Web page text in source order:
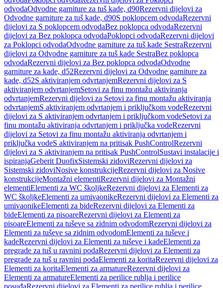
odvodaOdvodne garniture za tuš kade, d90Rezervni dijelovi za
Odvodne garniture za tuš kade, d90S poklopcem odvodaRezervni
dijelovi za S poklopcem odvodaBez poklopca odvodaRezervni
dijelovi za Bez poklopca odvodaPoklopci odvodaRezervni dijelovi
za Poklopci odvodaOdvodne garniture za tuš kade SestraRezervni
dijelovi za Odvodne garniture za tuš kade SestraBez poklopca
odvodaRezervni dijelovi za Bez poklopca odvodaOdvodne
garniture za kade, d52Rezervni dijelovi za Odvodne garniture za
kade, d52S aktiviranjem odvrtanjemRezervni dijelovi za S
aktiviranjem odvrtanjemSetovi za finu montažu aktiviranja
odvrtanjemRezervni dijelovi za Setovi za finu montažu aktiviranja
odvrtanjemS aktiviranjem odvrtanjem i priključkom vodeRezervni
dijelovi za S aktiviranjem odvrtanjem i priključkom vodeSetovi za
finu montažu aktiviranja odvrtanjem i priključka vodeRezervni
dijelovi za Setovi za finu montažu aktiviranja odvrtanjem i
priključka vodeS aktiviranjem na pritisak PushControlRezervni
dijelovi za S aktiviranjem na pritisak PushControlSustavi instalacije i
ispiranjaGeberit DuofixSistemski zidoviRezervni dijelovi za
Sistemski zidoviNosive konstrukcijeRezervni dijelovi za Nosive
konstrukcijeMontažni elementiRezervni dijelovi za Montažni
elementiElementi za WC školjkeRezervni dijelovi za Elementi za
WC školjkeElementi za umivaonikeRezervni dijelovi za Elementi za
umivaonikeElementi za bideRezervni dijelovi za Elementi za
bideElementi za pisoareRezervni dijelovi za Elementi za
pisoareElementi za tuševe sa zidnim odvodomRezervni dijelovi za
Elementi za tuševe sa zidnim odvodomElementi za tuševe i
kadeRezervni dijelovi za Elementi za tuševe i kadeElementi za
pregrade za tuš u ravnini podaRezervni dijelovi za Elementi za
pregrade za tuš u ravnini podaElementi za koritaRezervni dijelovi za
Elementi za koritaElementi za armatureRezervni dijelovi za
Elementi za armatureElementi za perilice rublja i perilice
posuđaRezervni dijelovi za Elementi za perilice rublja i perilice